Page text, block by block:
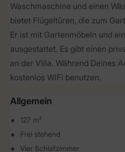
Waschmaschine und einen
bietet Flügeltüren, die zum
Er ist mit Gartenmöbeln und
ausgestattet. Es gibt einen
an der Villa. Während Deines
kostenlos WiFi benutzen.
Allgemein
127 m²
Frei stehend
Vier Schlafzimmer